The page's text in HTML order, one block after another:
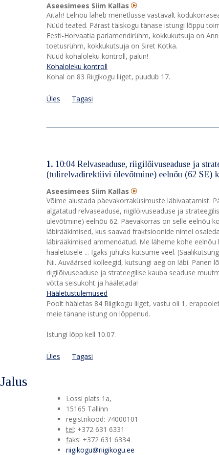
Aseesimees Siim Kallas
Aitäh! Eelnõu läheb menetlusse vastavalt
Nüüd teated. Pärast täiskogu tänase istungi lõppu
Eesti-Horvaatia parlamendirühm, kokkukutsuja on
toetusrühm, kokkukutsuja on Siret Kotka.
Nüüd kohaloleku kontroll, palun!
Kohaloleku kontroll
Kohal on 83 Riigikogu liiget, puudub 17.
Üles Tagasi
1. 10:04 Relvaseaduse, riigilõivuseaduse ja
(tulirelvadirektiivi ülevõtmine) eelnõu (62 SE)
Aseesimees Siim Kallas
Võime alustada päevakorraküsimuste läbivaatamist.
algatatud relvaseaduse, riigilõivuseaduse ja
ülevõtmine) eelnõu 62. Päevakorras on selle eelnõu
läbirääkimised, kus saavad fraktsioonide nimel
läbirääkimised ammendatud. Me läheme kohe
hääletusele ... Igaks juhuks kutsume veel.
Nii. Auväärsed kolleegid, kutsungi aeg on läbi. Panen
riigilõivuseaduse ja strateegilise kauba seaduse
võtta seisukoht ja hääletada!
Hääletustulemused
Poolt hääletas 84 Riigikogu liiget, vastu oli 1,
meie tänane istung on lõppenud.
Istungi lõpp kell 10.07.
Üles Tagasi
Jalus
Lossi plats 1a,
15165 Tallinn
registrikood: 74000101
tel: +372 631 6331
faks: +372 631 6334
riigikogu@riigikogu.ee